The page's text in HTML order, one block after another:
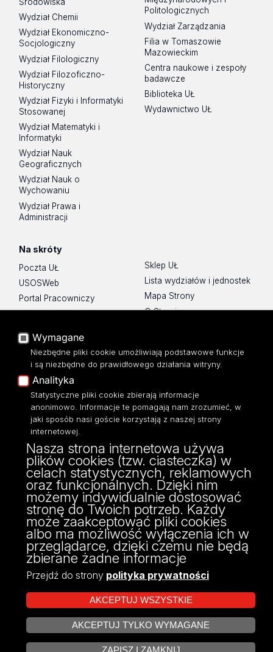
Wydział Chemii
Wydział Ekonomiczno-
Socjologiczny
Wydział Filologiczny
Wydział Filozoficzno-
Historyczny
Wydział Fizyki i Informatyki
Stosowanej
Wydział Matematyki i
Informatyki
Wydział Nauk
Geograficznych
Wydział Nauk o
Wychowaniu
Wydział Prawa i
Administracji
Politologicznych
Wydział Zarządzania
Filia w Tomaszowie
Mazowieckim
Centra naukowe i zespoły
badawcze
Biblioteka UŁ
Wydawnictwo UŁ
Na skróty
Poczta UŁ
USOSWeb
Portal Pracowniczy
Baza Aktów Własnych
Moodle
Eksperci UŁ
Polityka Prywatności
Dostępność
Sklep UŁ
Lista wydziałów i jednostek
Mapa Strony
O Stronie
ul. Narutowicza 68, 90-136 Łódź
NIP: 724 000 32 43
Adres do doręczeń elektronicznych (ADE):
AE:PL-74796-17640-IHHIV-17
KONTAKT
Projekt Multiportalu UŁ współfinansowany z funduszy Unii Europejskiej w
ramach konkursu NCBR
Wymagane
Niezbędne pliki cookie umożliwiają podstawowe funkcje
i są niezbędne do prawidłowego działania witryny.
Analityka
Statystyczne pliki cookie zbierają informacje
anonimowo. Informacje te pomagają nam zrozumieć, w
jaki sposób nasi goście korzystają z naszej strony
internetowej.
Nasza strona internetowa używa
plików cookies (tzw. ciasteczka) w
celach statystycznych, reklamowych
oraz funkcjonalnych. Dzięki nim
możemy indywidualnie dostosować
stronę do Twoich potrzeb. Każdy
może zaakceptować pliki cookies
albo ma możliwość wyłączenia ich w
przeglądarce, dzięki czemu nie będą
zbierane żadne informacje
Przejdź do strony polityka prywatności
AKCEPTUJ WSZYSTKIE
AKCEPTUJ TYLKO WYMAGANE
ZARZĄDZAJ COOKIES